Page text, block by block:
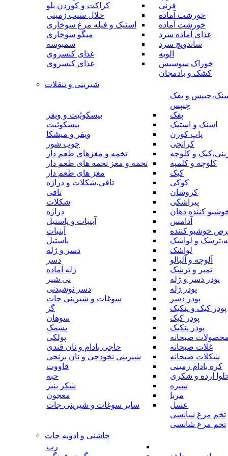
فرنی
خورشت آماده
خورشت آماده
غذای آماده سرد
ساندویچ سرد
الویه
خوراک سوسیس
کشک و بادمجان
کراکت و کوردن بلو
خلال سیب زمینی
استیک و فیله مرغ سوخاری
میگو سوخاری
سمبوسه
غذای کنسروی
غذای کنسروی
شیرینی و تنقلات
و پفک
چیپس
پفک
اسنک و استیک
پاپ کورن
کرانچی
و کلوچه
کلوچه و کلمپه
کیک
کوکی
کروسان
پیراشکی
کننده دهان
آدامس
خوشبو کننده
و لواشک
لواشک
آلوچه و آلبالو
تمبر و ترشک
پودر دسر و ژله
پودر ژله
پودر دسر
پودر کیک و پنکیک
پودر کیک
پودر پنکیک
محصولات صبحانه
غلات صبحانه
شکلات صبحانه
کره بادام زمینی
ارده و شکری
شیره
مربا
عسل
تخم مرغ شانسی
تخم مرغ شانسی
بیسکوئیت و ویفر
بیسکوئیت
ویفر و میشکا
چوب شور
تخمه و مغزهای طعم دار
تخمه و مغز تخمه های طعم دار
مغز های طعم دار
تافی،شکلات و دراژه
تافی
شکلات
دراژه
آبنبات و پاستیل
آبنبات
پاستیل
دسر و ژله
دسر
ژله آماده
نی شیر
دسر نوشیدنی
سوغات و شیرینی جات
گز
سوهان
پشمک
پولکی
حاجی بادام و نان قندی
شیرینی نخودچی و نان برنجی
قاووت
حبه
شکر پنیر
معجون
سایر سوغات و شیرینی جات
چاشنی و ادویه جات
رب